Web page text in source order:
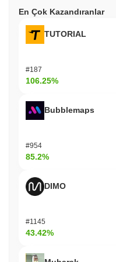
token sahipleri yönetişim
etkileyen karar alma
Geliştiriciler için AVAX
mevcut platformlarla
destekleyerek kesintisiz
Kullanıcılar, AVAX HAS
faydasını yalnızca
olarak, token, Avalanche
AVAX HAS NO
mi?
AVAX HAS NO CHILL,
güncelleme ile aktif
gerçekleştirerek
bulunmaya devam etmekte
HAS NO CHILL, birden
En Çok Kazandıranlar
TUTORIAL
#187
106.25%
Bubblemaps
#954
85.2%
DIMO
#1145
43.42%